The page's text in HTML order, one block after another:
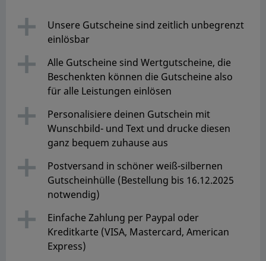
Unsere Gutscheine sind zeitlich unbegrenzt
einlösbar
Alle Gutscheine sind Wertgutscheine, die
Beschenkten können die Gutscheine also
für alle Leistungen einlösen
Personalisiere deinen Gutschein mit
Wunschbild- und Text und drucke diesen
ganz bequem zuhause aus
Postversand in schöner weiß-silbernen
Gutscheinhülle (Bestellung bis 16.12.2025
notwendig)
Einfache Zahlung per Paypal oder
Kreditkarte (VISA, Mastercard, American
Express)